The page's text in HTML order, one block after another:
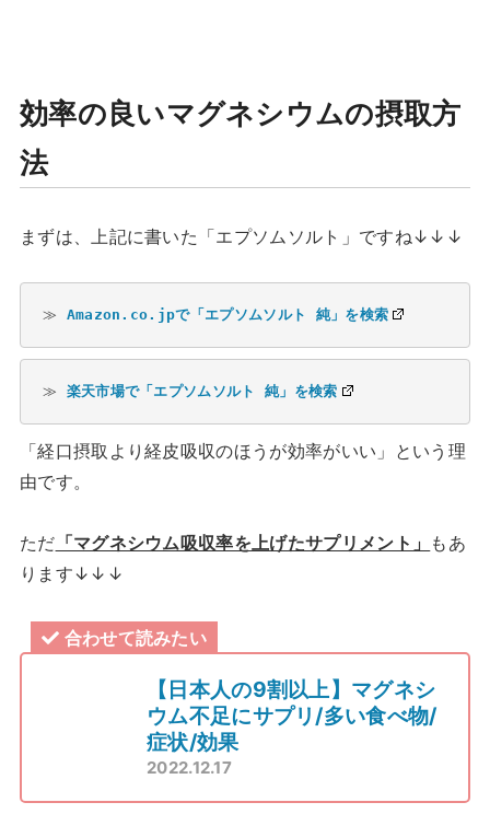
効率の良いマグネシウムの摂取方
法
まずは、上記に書いた「エプソムソルト」ですね↓↓↓
≫ Amazon.co.jpで「エプソムソルト 純」を検索
≫ 楽天市場で「エプソムソルト 純」を検索
「経口摂取より経皮吸収のほうが効率がいい」という理
由です。
ただ 「マグネシウム吸収率を上げたサプリメント」 もあ
ります↓↓↓
合わせて読みたい
【日本人の9割以上】マグネシ
ウム不足にサプリ/多い食べ物/
症状/効果
2022.12.17